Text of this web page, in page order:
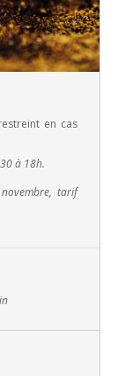
en cas
à 18h.
tarif